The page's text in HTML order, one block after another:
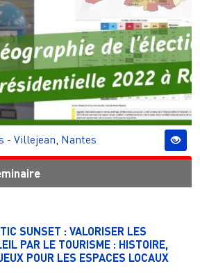
- Villejean Nantes
SUNSET : VALORISER LES
PAR LE TOURISME : HISTOIRE,
POUR LES ESPACES LOCAUX